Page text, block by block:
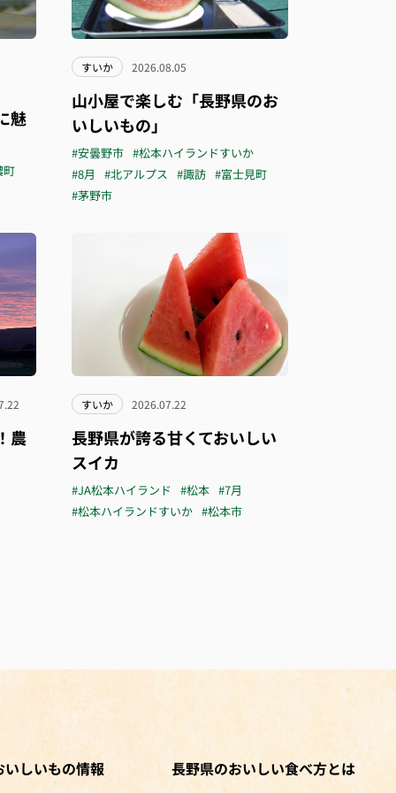
魅
町
すいか 2026.08.05
山小屋で楽しむ「長野県のお
いしいもの」
#安曇野市 #松本ハイランドすいか
#8月
#北アルプス #諏訪 #富士見町
#茅野市
農
すいか 2026.07.22
長野県が誇る甘くておいしい
スイカ
#JA松本ハイランド #松本 #7月
#松本ハイランドすいか #松本市
いしいもの情報
長野県のおいしい食べ方とは